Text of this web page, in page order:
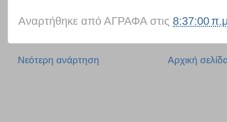
Αναρτήθηκε από ΑΓΡΑΦΑ στις 8:37:00
Νεότερη ανάρτηση Αρχική